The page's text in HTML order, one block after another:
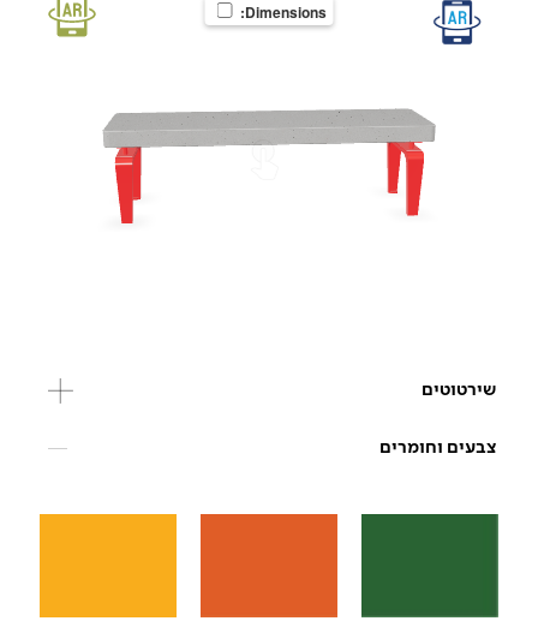
Dimensions:
שירטוטים
צבעים וחומרים